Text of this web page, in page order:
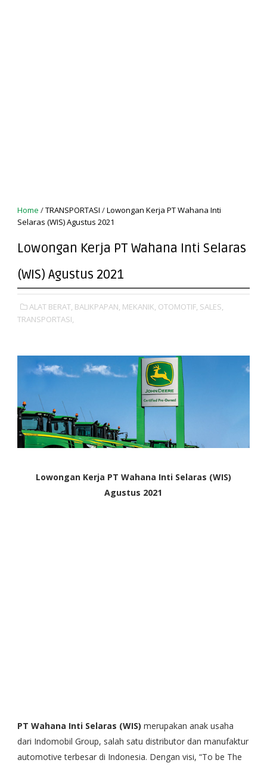
Home /TRANSPORTASI /Lowongan Kerja PT Wahana Inti
Selaras (WIS) Agustus 2021
Lowongan Kerja PT Wahana Inti Selaras
(WIS) Agustus 2021
ALAT BERAT, BALIKPAPAN, MEKANIK, OTOMOTIF, SALES,
TRANSPORTASI,
Lowongan Kerja PT Wahana Inti Selaras (WIS)
Agustus 2021
PT Wahana Inti Selaras (WIS) merupakan anak usaha
dari Indomobil Group, salah satu distributor dan manufaktur
automotive terbesar di Indonesia. Dengan visi, “To be The